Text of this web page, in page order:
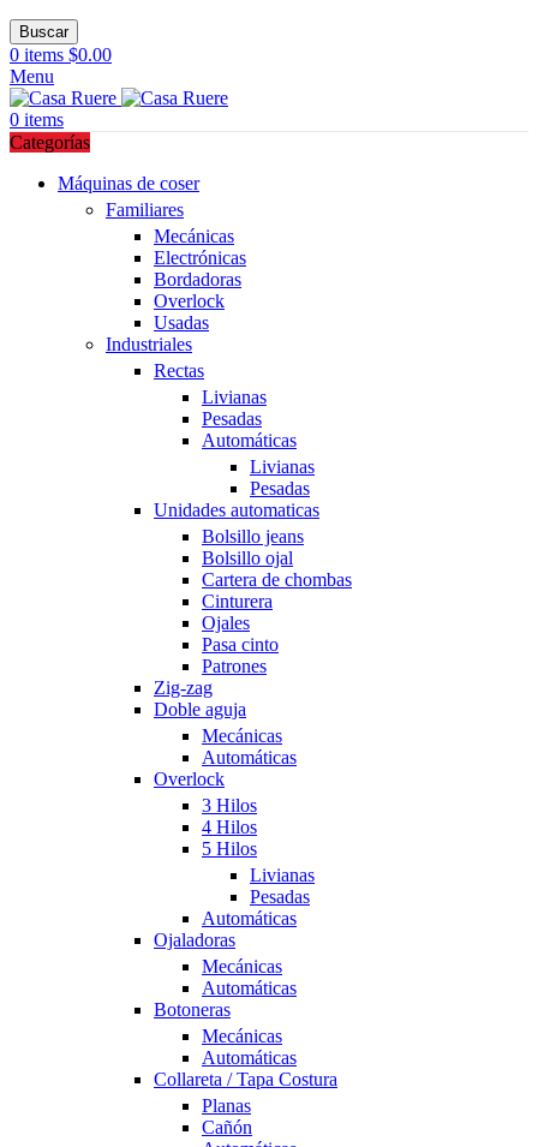
Buscar
0 items $0.00
Menu
0 items
Categorías
Máquinas de coser
Familiares
Mecánicas
Electrónicas
Bordadoras
Overlock
Usadas
Industriales
Rectas
Livianas
Pesadas
Automáticas
Livianas
Pesadas
Unidades automaticas
Bolsillo jeans
Bolsillo ojal
Cartera de chombas
Cinturera
Ojales
Pasa cinto
Patrones
Zig-zag
Doble aguja
Mecánicas
Automáticas
Overlock
3 Hilos
4 Hilos
5 Hilos
Livianas
Pesadas
Automáticas
Ojaladoras
Mecánicas
Automáticas
Botoneras
Mecánicas
Automáticas
Collareta / Tapa Costura
Planas
Cañón